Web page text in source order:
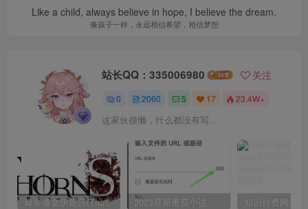
Like a child, always believe in hope, I believe the dream.
像孩子一样，永远相信希望，相信梦想
站长QQ：335006980 关注
0 2060 5 17 23.4W+
这家伙很懒，什么都没有写...
棘罪修女伊妮莎(ThornSin) ver0.11 官方中文版 ACT游戏&神作 2.1G 2023最新番茄小说，番茄畅听app破解vip免广告无广告安卓版使用教程